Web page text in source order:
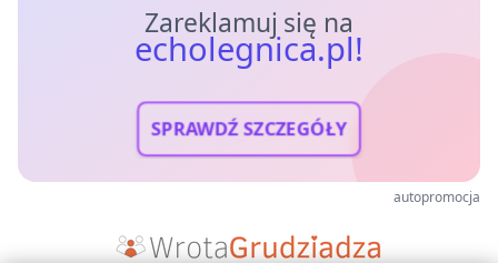
Zareklamuj się na
echolegnica.pl!
SPRAWDŹ SZCZEGÓŁY
autopromocja